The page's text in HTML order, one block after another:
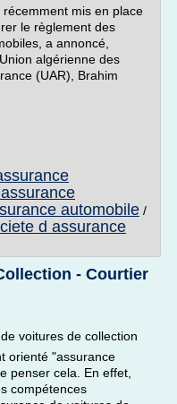
mis en place
le règlement des
a annoncé,
algérienne des
(UAR), Brahim
automobile /
d assurance
- Courtier
voitures de collection
orienté "assurance
penser cela. En effet,
compétences